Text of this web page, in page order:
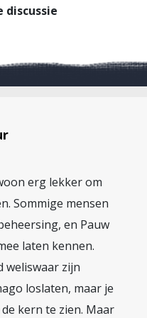
discussie
erg lekker om
Sommige mensen
en Pauw
laten kennen.
weliswaar zijn
loslaten, maar je
kern te zien. Maar